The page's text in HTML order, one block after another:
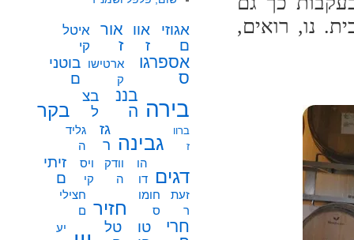
נו, רואים,
אגוזי
ם
אוו
ז
אור
ז
איטל
קי
אספרגו
ס
ארטישו
ק
בוטני
ם
בירה
בננ
ה
בצ
ל
בקר
ברוו
ז
גבינה
גז
ר
גליד
ה
דגים
הו
דו
וודק
ה
ויס
קי
זיתי
ם
זעת
ר
חומו
ס
חזיר
חצילי
ם
חרי
טו
טל
יע